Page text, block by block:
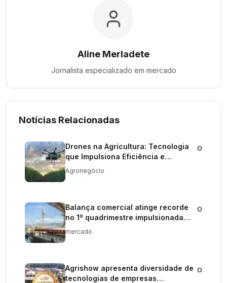
Aline Merladete
Jornalista especializado em mercado
Notícias Relacionadas
Drones na Agricultura: Tecnologia
que Impulsiona Eficiência e
Sustentabilidade no Campo
Agronegócio
o
Balança comercial atinge recorde
no 1º quadrimestre impulsionada
por aumento nas exportações.
mercado
o
Agrishow apresenta diversidade de
tecnologias de empresas
o